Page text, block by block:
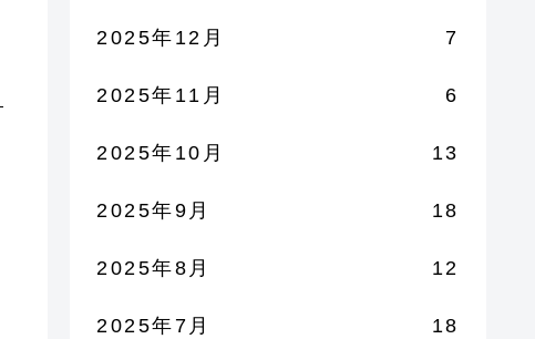
2025年12月 7
2025年11月 6
2025年10月 13
2025年9月 18
2025年8月 12
2025年7月 18